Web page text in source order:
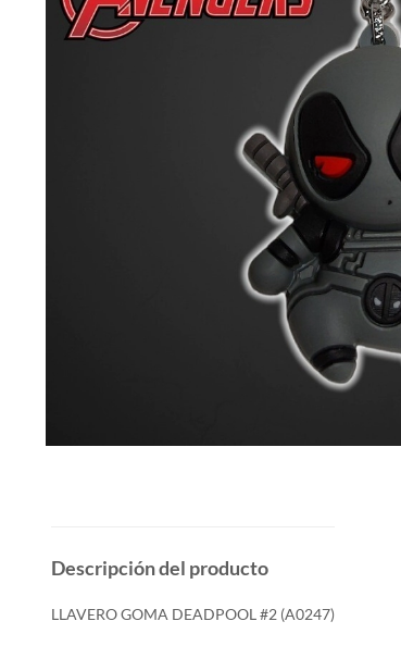
Descripción del producto
LLAVERO GOMA DEADPOOL #2 (A0247)